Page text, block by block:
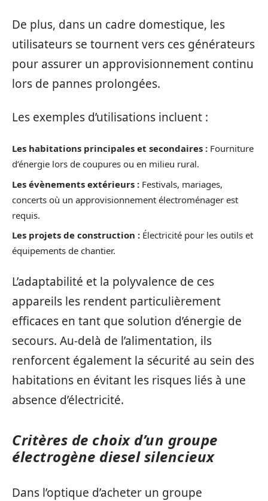
De plus, dans un cadre domestique, les
utilisateurs se tournent vers ces générateurs
pour assurer un approvisionnement continu
lors de pannes prolongées.
Les exemples d’utilisations incluent :
Les habitations principales et secondaires : Fourniture
d’énergie lors de coupures ou en milieu rural.
Les évènements extérieurs : Festivals, mariages,
concerts où un approvisionnement électroménager est
requis.
Les projets de construction : Électricité pour les outils et
équipements de chantier.
L’adaptabilité et la polyvalence de ces
appareils les rendent particulièrement
efficaces en tant que solution d’énergie de
secours. Au-delà de l’alimentation, ils
renforcent également la sécurité au sein des
habitations en évitant les risques liés à une
absence d’électricité.
Critères de choix d’un groupe
électrogène diesel silencieux
Dans l’optique d’acheter un groupe